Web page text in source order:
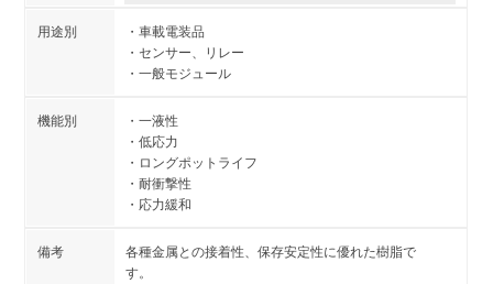
車載電装品
センサー、リレー
一般モジュール
一液性
低応力
ロングポットライフ
耐衝撃性
応力緩和
各種金属との接着性、保存安定性に優れた樹脂で
す。